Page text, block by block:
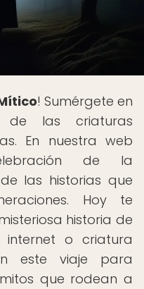
! Sumérgete en
de las criaturas
En nuestra web
de la
las historias que
Hoy te
historia de
internet o criatura
este viaje para
que rodean a